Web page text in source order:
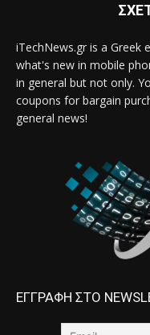
iTechNews.gr is a
what's new in mobile
in general but not only.
coupons for bargain
general news!
ΕΓΓΡΑΦΗ ΣΤΟ